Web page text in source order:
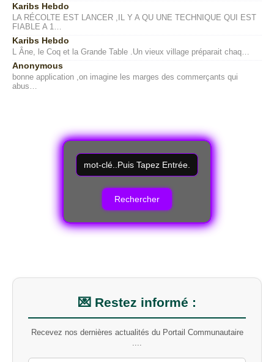
Karibs Hebdo
LA RÉCOLTE EST LANCER ,IL Y A QU UNE TECHNIQUE QUI EST
FIABLE A 1…
Karibs Hebdo
L Âne, le Coq et la Grande Table .Un vieux village préparait chaq…
Anonymous
bonne application ,on imagine les marges des commerçants qui
abus…
R
e
c
m
o
t
-
l
💌 Restez informé :
Recevez nos dernières actualités du Portail Communautaire
....